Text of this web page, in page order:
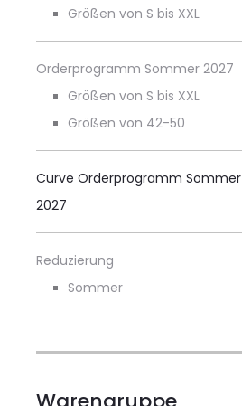
Größen von S bis XXL
Orderprogramm Sommer 2027
Größen von S bis XXL
Größen von 42-50
Curve Orderprogramm Sommer
2027
Reduzierung
Sommer